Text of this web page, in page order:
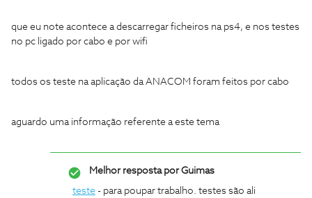
que eu note acontece a descarregar ficheiros na ps4, e nos testes
no pc ligado por cabo e por wifi
todos os teste na aplicação da ANACOM foram feitos por cabo
aguardo uma informação referente a este tema
Melhor resposta porGuimas
teste - para poupar trabalho. testes são ali